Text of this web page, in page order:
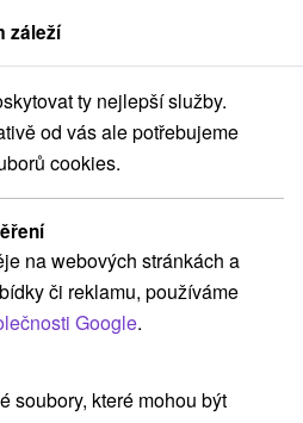
víkend pro dva Chočské vrchy
pro dva
v akci(8)
pro seniory(3)
záleží
ty nejlepší služby.
od vás ale potřebujeme
cookies.
na webových stránkách a
či reklamu, používáme
Google.
soubory, které mohou být